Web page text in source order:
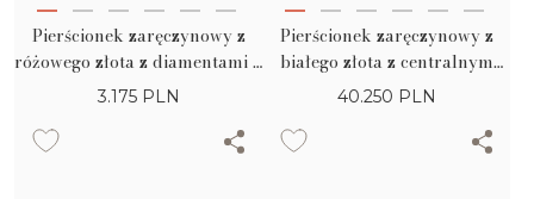
Pierścionek zaręczynowy z
różowego złota z diamentami o
masie 0.2ct
3.175 PLN
Pierścionek zaręczynowy z
białego złota z centralnym
diamentem 1.01ct i diamentami
40.250 PLN